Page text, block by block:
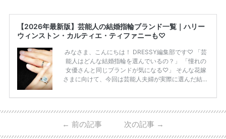
【2026年最新版】芸能人の結婚指輪ブランド一覧｜ハリー
ウィンストン・カルティエ・ティファニーも♡
みなさま、こんにちは！ DRESSY編集部です♡ 「芸
能人はどんな結婚指輪を選んでいるの？」 「憧れの
女優さんと同じブランドが気になる♡」 そんな花嫁
さまに向けて、今回は芸能人夫婦が実際に選んだ結婚
ーウィンストンやカルティエ、ティファニーなど世界
日本で人気のブランドまで幅広くご紹介。 さらに、
・愛用している芸能人夫婦 ・リングの特徴や魅力 ・
← 前の記事 次の記事 →